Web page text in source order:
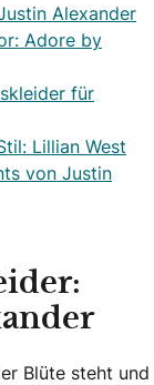
Alexander
Adore by
für
Lillian West
von Justin
Blüte steht und